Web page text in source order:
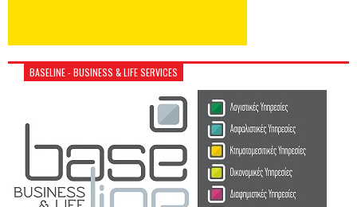
BASELINE - BUSINESS & LIFE SERVICES